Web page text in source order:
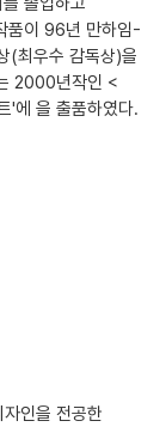
품이 96년 만하임-
(최우수 감독상)을
2000년작인 <
'에 을 출품하였다.
인을 전공한